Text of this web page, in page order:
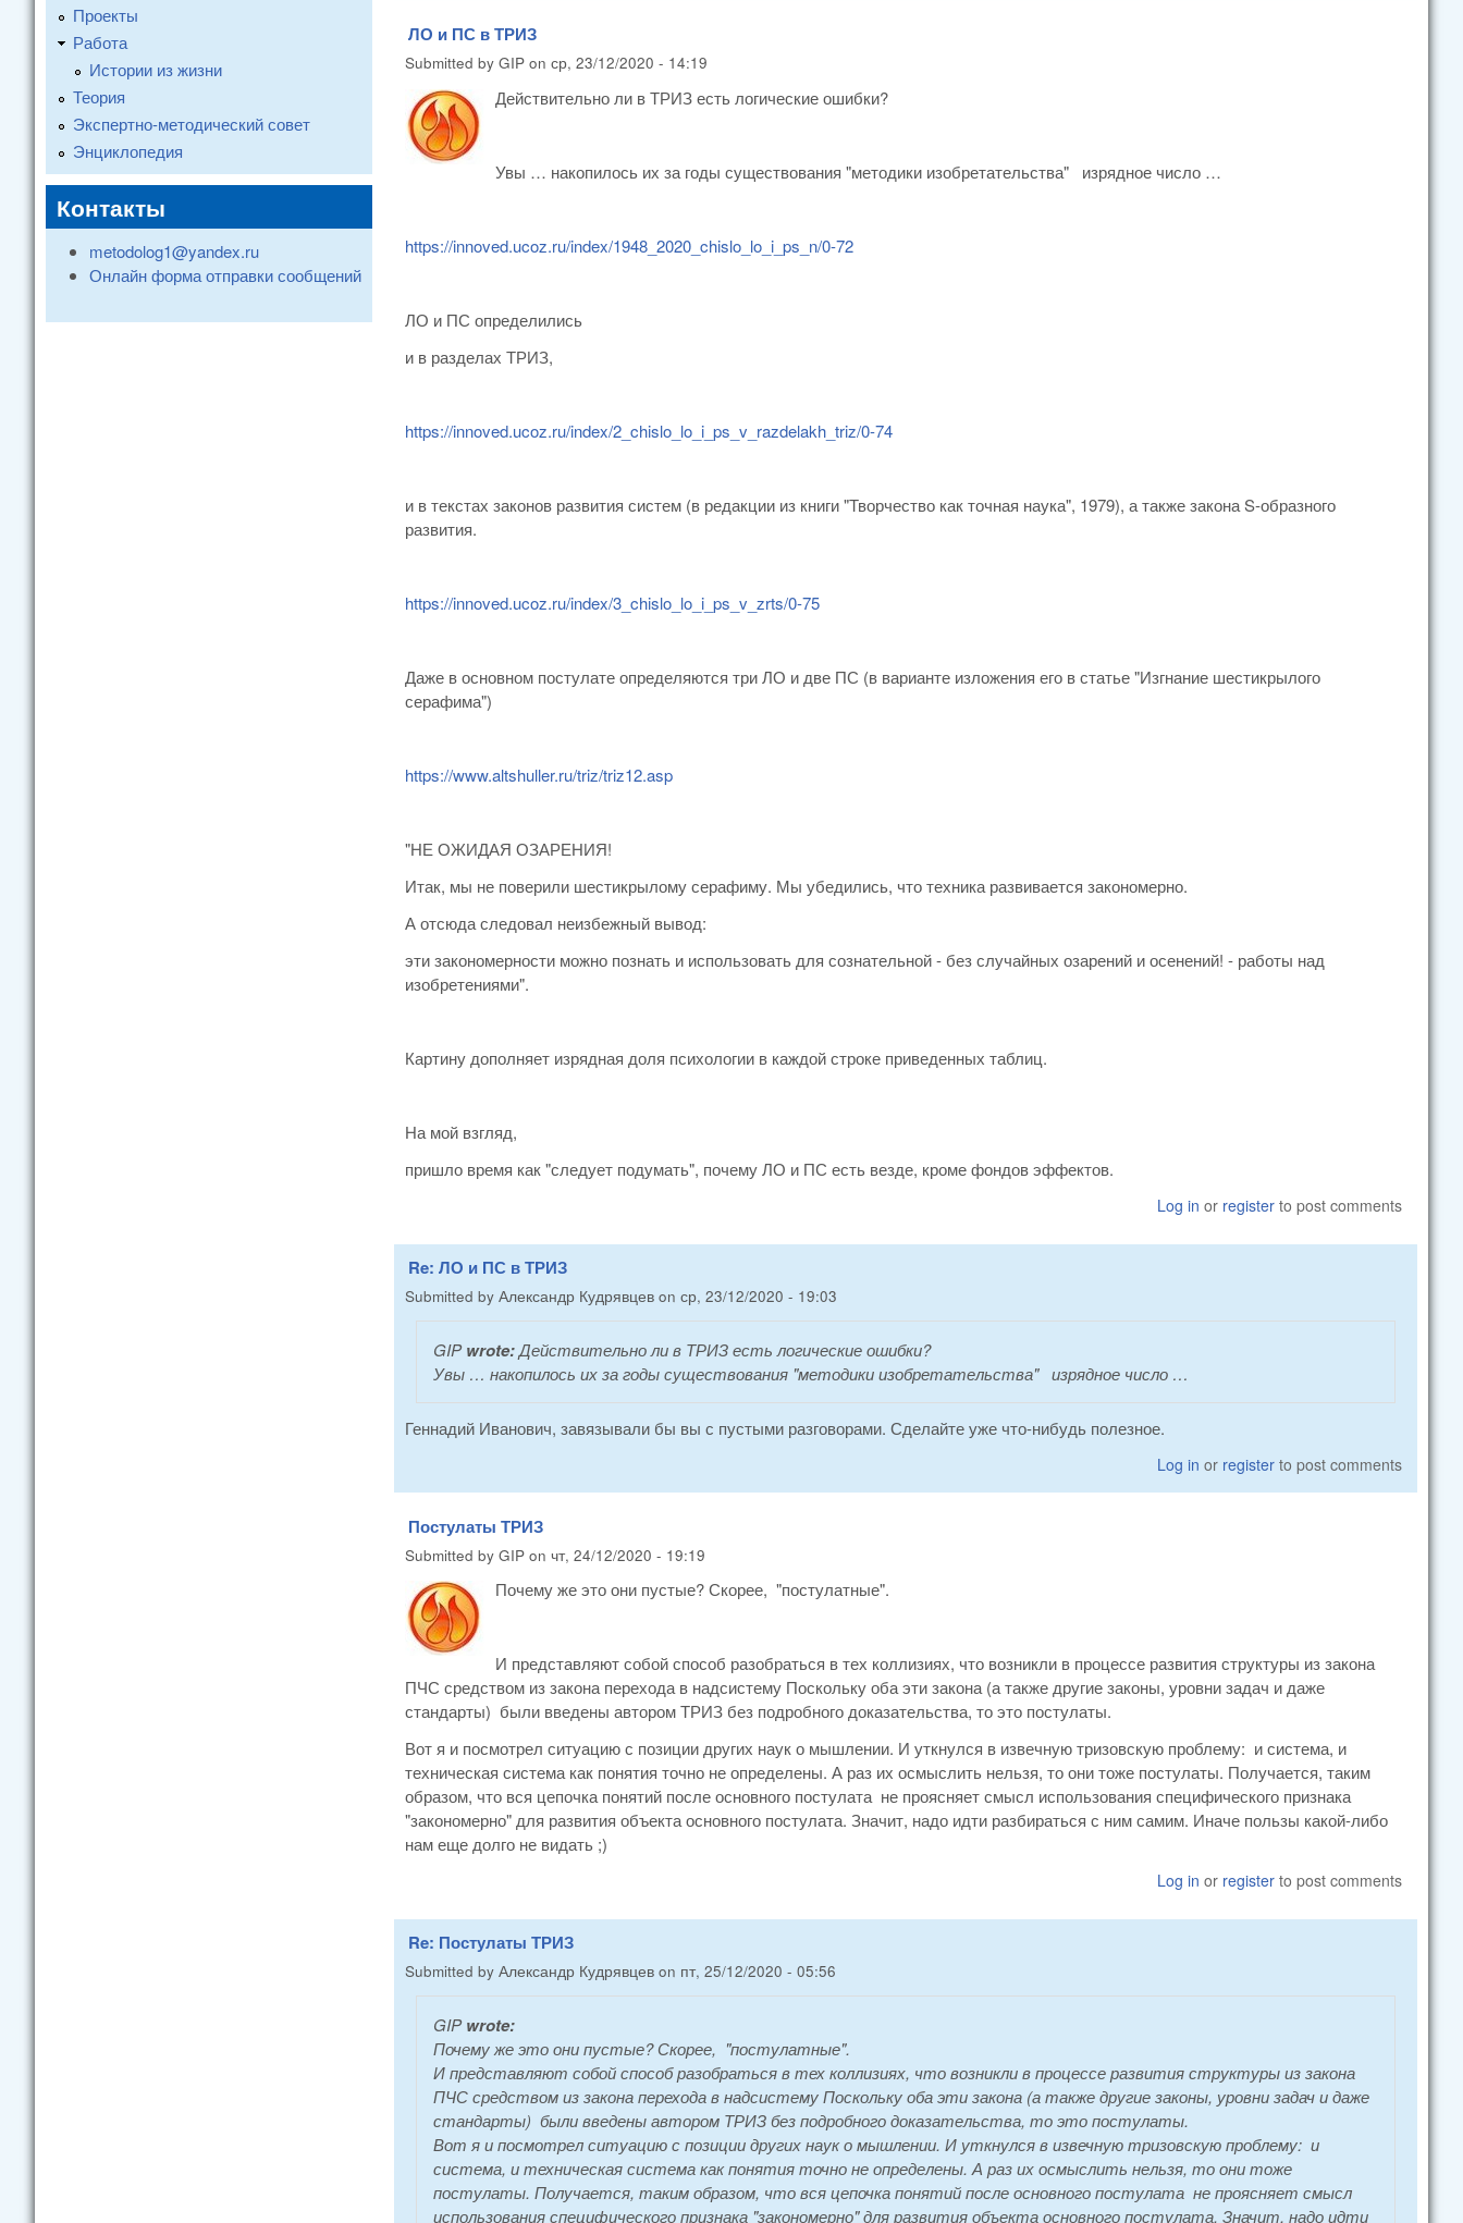
ЛО и ПС в ТРИЗ
Submitted by GIP on ср, 23/12/2020 - 14:19
Действительно ли в ТРИЗ есть логические ошибки?
Увы … накопилось их за годы существования "методики изобретательства" изрядное число …
https://innoved.ucoz.ru/index/1948_2020_chislo_lo_i_ps_n/0-72
ЛО и ПС определились
и в разделах ТРИЗ,
https://innoved.ucoz.ru/index/2_chislo_lo_i_ps_v_razdelakh_triz/0-74
и в текстах законов развития систем (в редакции из книги "Творчество как точная наука", 1979), а также закона S-образного
развития.
https://innoved.ucoz.ru/index/3_chislo_lo_i_ps_v_zrts/0-75
Даже в основном постулате определяются три ЛО и две ПС (в варианте изложения его в статье "Изгнание шестикрылого
серафима")
https://www.altshuller.ru/triz/triz12.asp
"НЕ ОЖИДАЯ ОЗАРЕНИЯ!
Итак, мы не поверили шестикрылому серафиму. Мы убедились, что техника развивается закономерно.
А отсюда следовал неизбежный вывод:
эти закономерности можно познать и использовать для сознательной - без случайных озарений и осенений! - работы над
изобретениями".
Картину дополняет изрядная доля психологии в каждой строке приведенных таблиц.
На мой взгляд,
пришло время как "следует подумать", почему ЛО и ПС есть везде, кроме фондов эффектов.
Log in or register to post comments
Re: ЛО и ПС в ТРИЗ
Submitted by Александр Кудрявцев on ср, 23/12/2020 - 19:03
GIPwrote:Действительно ли в ТРИЗ есть логические ошибки?
Увы … накопилось их за годы существования "методики изобретательства" изрядное число …
Геннадий Иванович, завязывали бы вы с пустыми разговорами. Сделайте уже что-нибудь полезное.
Log in or register to post comments
Постулаты ТРИЗ
Submitted by GIP on чт, 24/12/2020 - 19:19
Почему же это они пустые? Скорее, "постулатные".
И представляют собой способ разобраться в тех коллизиях, что возникли в процессе развития структуры из закона
ПЧС средством из закона перехода в надсистему Поскольку оба эти закона (а также другие законы, уровни задач и даже
стандарты) были введены автором ТРИЗ без подробного доказательства, то это постулаты.
Вот я и посмотрел ситуацию с позиции других наук о мышлении. И уткнулся в извечную тризовскую проблему: и система, и
техническая система как понятия точно не определены. А раз их осмыслить нельзя, то они тоже постулаты. Получается, таким
образом, что вся цепочка понятий после основного постулата не проясняет смысл использования специфического признака
"закономерно" для развития объекта основного постулата. Значит, надо идти разбираться с ним самим. Иначе пользы какой-либо
нам еще долго не видать ;)
Log in or register to post comments
Re: Постулаты ТРИЗ
Submitted by Александр Кудрявцев on пт, 25/12/2020 - 05:56
GIPwrote:
Почему же это они пустые? Скорее, "постулатные".
И представляют собой способ разобраться в тех коллизиях, что возникли в процессе развития структуры из закона
ПЧС средством из закона перехода в надсистему Поскольку оба эти закона (а также другие законы, уровни задач и даже
стандарты) были введены автором ТРИЗ без подробного доказательства, то это постулаты.
Вот я и посмотрел ситуацию с позиции других наук о мышлении. И уткнулся в извечную тризовскую проблему: и
система, и техническая система как понятия точно не определены. А раз их осмыслить нельзя, то они тоже
постулаты. Получается, таким образом, что вся цепочка понятий после основного постулата не проясняет смысл
использования специфического признака "закономерно" для развития объекта основного постулата. Значит, надо идти
Проекты
Работа
Истории из жизни
Теория
Экспертно-методический совет
Энциклопедия
Контакты
metodolog1@yandex.ru
Онлайн форма отправки сообщений